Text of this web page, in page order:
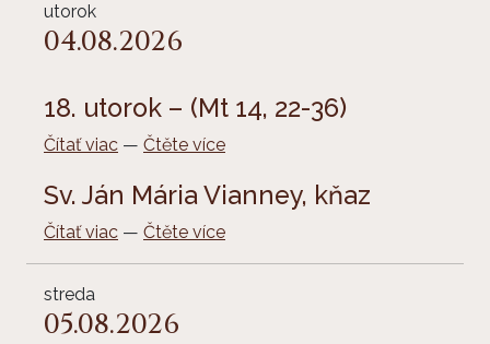
utorok
04.08.2026
18. utorok – (Mt 14, 22-36)
Čítať viac — Čtěte více
Sv. Ján Mária Vianney, kňaz
Čítať viac — Čtěte více
streda
05.08.2026